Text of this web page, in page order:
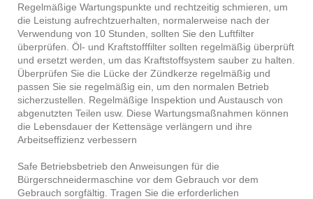
Regelmäßige Wartungspunkte und rechtzeitig schmieren, um
die Leistung aufrechtzuerhalten, normalerweise nach der
Verwendung von 10 Stunden, sollten Sie den Luftfilter
überprüfen. Öl- und Kraftstofffilter sollten regelmäßig überprüft
und ersetzt werden, um das Kraftstoffsystem sauber zu halten.
Überprüfen Sie die Lücke der Zündkerze regelmäßig und
passen Sie sie regelmäßig ein, um den normalen Betrieb
sicherzustellen. Regelmäßige Inspektion und Austausch von
abgenutzten Teilen usw. Diese Wartungsmaßnahmen können
die Lebensdauer der Kettensäge verlängern und ihre
Arbeitseffizienz verbessern
Safe Betriebsbetrieb den Anweisungen für die
Bürgerschneidermaschine vor dem Gebrauch vor dem
Gebrauch sorgfältig. Tragen Sie die erforderlichen